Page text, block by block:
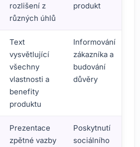
rozlišení z
různých úhlů
produkt
Text
vysvětlující
všechny
vlastnosti a
benefity
produktu
Informování
zákazníka a
budování
důvěry
Prezentace
zpětné vazby
Poskytnutí
sociálního